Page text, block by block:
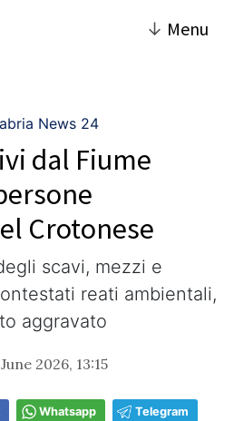
↓ Menu
News 24
dal Fiume
Crotonese
scavi, mezzi e
reati ambientali,
aggravato
2026, 13:15
Whatsapp Telegram